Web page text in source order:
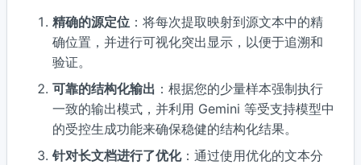
精确的源定位 ：将每次提取映射到源文本中的精
确位置，并进行可视化突出显示，以便于追溯和
验证。
可靠的结构化输出 ：根据您的少量样本强制执行
一致的输出模式，并利用 Gemini 等受支持模型中
的受控生成功能来确保稳健的结构化结果。
针对长文档进行了优化：通过使用优化的文本分